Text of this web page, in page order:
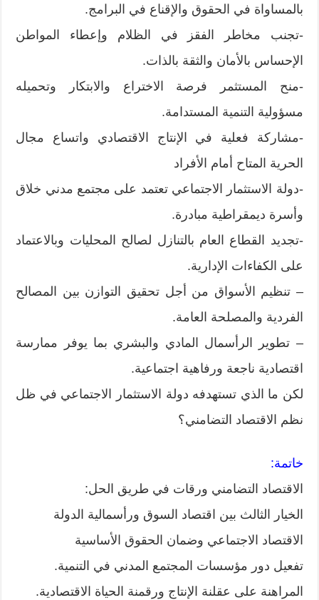
بالمساواة في الحقوق والإقناع في البرامج.
-تجنب مخاطر الفقز في الظلام وإعطاء المواطن
الإحساس بالأمان والثقة بالذات.
-منح المستثمر فرصة الاختراع والابتكار وتحميله
مسؤولية التنمية المستدامة.
-مشاركة فعلية في الإنتاج الاقتصادي واتساع مجال
الحرية المتاح أمام الأفراد
-دولة الاستثمار الاجتماعي تعتمد على مجتمع مدني خلاق
وأسرة ديمقراطية مبادرة.
-تجديد القطاع العام بالتنازل لصالح المحليات وبالاعتماد
على الكفاءات الإدارية.
– تنظيم الأسواق من أجل تحقيق التوازن بين المصالح
الفردية والمصلحة العامة.
– تطوير الرأسمال المادي والبشري بما يوفر ممارسة
اقتصادية ناجعة ورفاهية اجتماعية.
لكن ما الذي تستهدفه دولة الاستثمار الاجتماعي في ظل
نظم الاقتصاد التضامني؟
خاتمة:
الاقتصاد التضامني ورقات في طريق الحل:
الخيار الثالث بين اقتصاد السوق ورأسمالية الدولة
الاقتصاد الاجتماعي وضمان الحقوق الأساسية
تفعيل دور مؤسسات المجتمع المدني في التنمية.
المراهنة على عقلنة الإنتاج ورقمنة الحياة الاقتصادية.